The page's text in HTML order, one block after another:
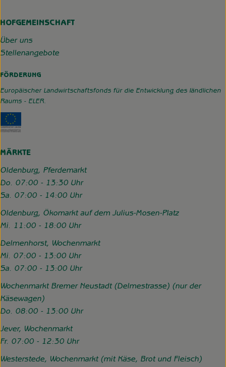
HOFGEMEINSCHAFT
Über uns
Stellenangebote
FÖRDERUNG
Europäischer Landwirtschaftsfonds für die Entwicklung des ländlichen
Raums - ELER.
MÄRKTE
Oldenburg, Pferdemarkt
Do. 07:00 - 13:30 Uhr
Sa. 07:00 - 14:00 Uhr
Oldenburg, Ökomarkt auf dem Julius-Mosen-Platz
Mi. 11:00 - 18:00 Uhr
Delmenhorst, Wochenmarkt
Mi. 07:00 - 13:00 Uhr
Sa. 07:00 - 13:00 Uhr
Wochenmarkt Bremer Neustadt (Delmestrasse) (nur der
Käsewagen)
Do. 08:00 - 13:00 Uhr
Jever, Wochenmarkt
Fr. 07:00 - 12:30 Uhr
Westerstede, Wochenmarkt (mit Käse, Brot und Fleisch)